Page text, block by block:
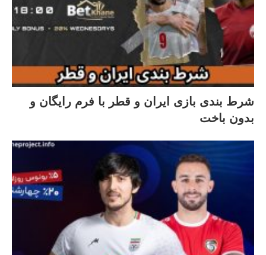
شرط بندی بازی ایران و قطر با فرم رایگان و
بدون باخت